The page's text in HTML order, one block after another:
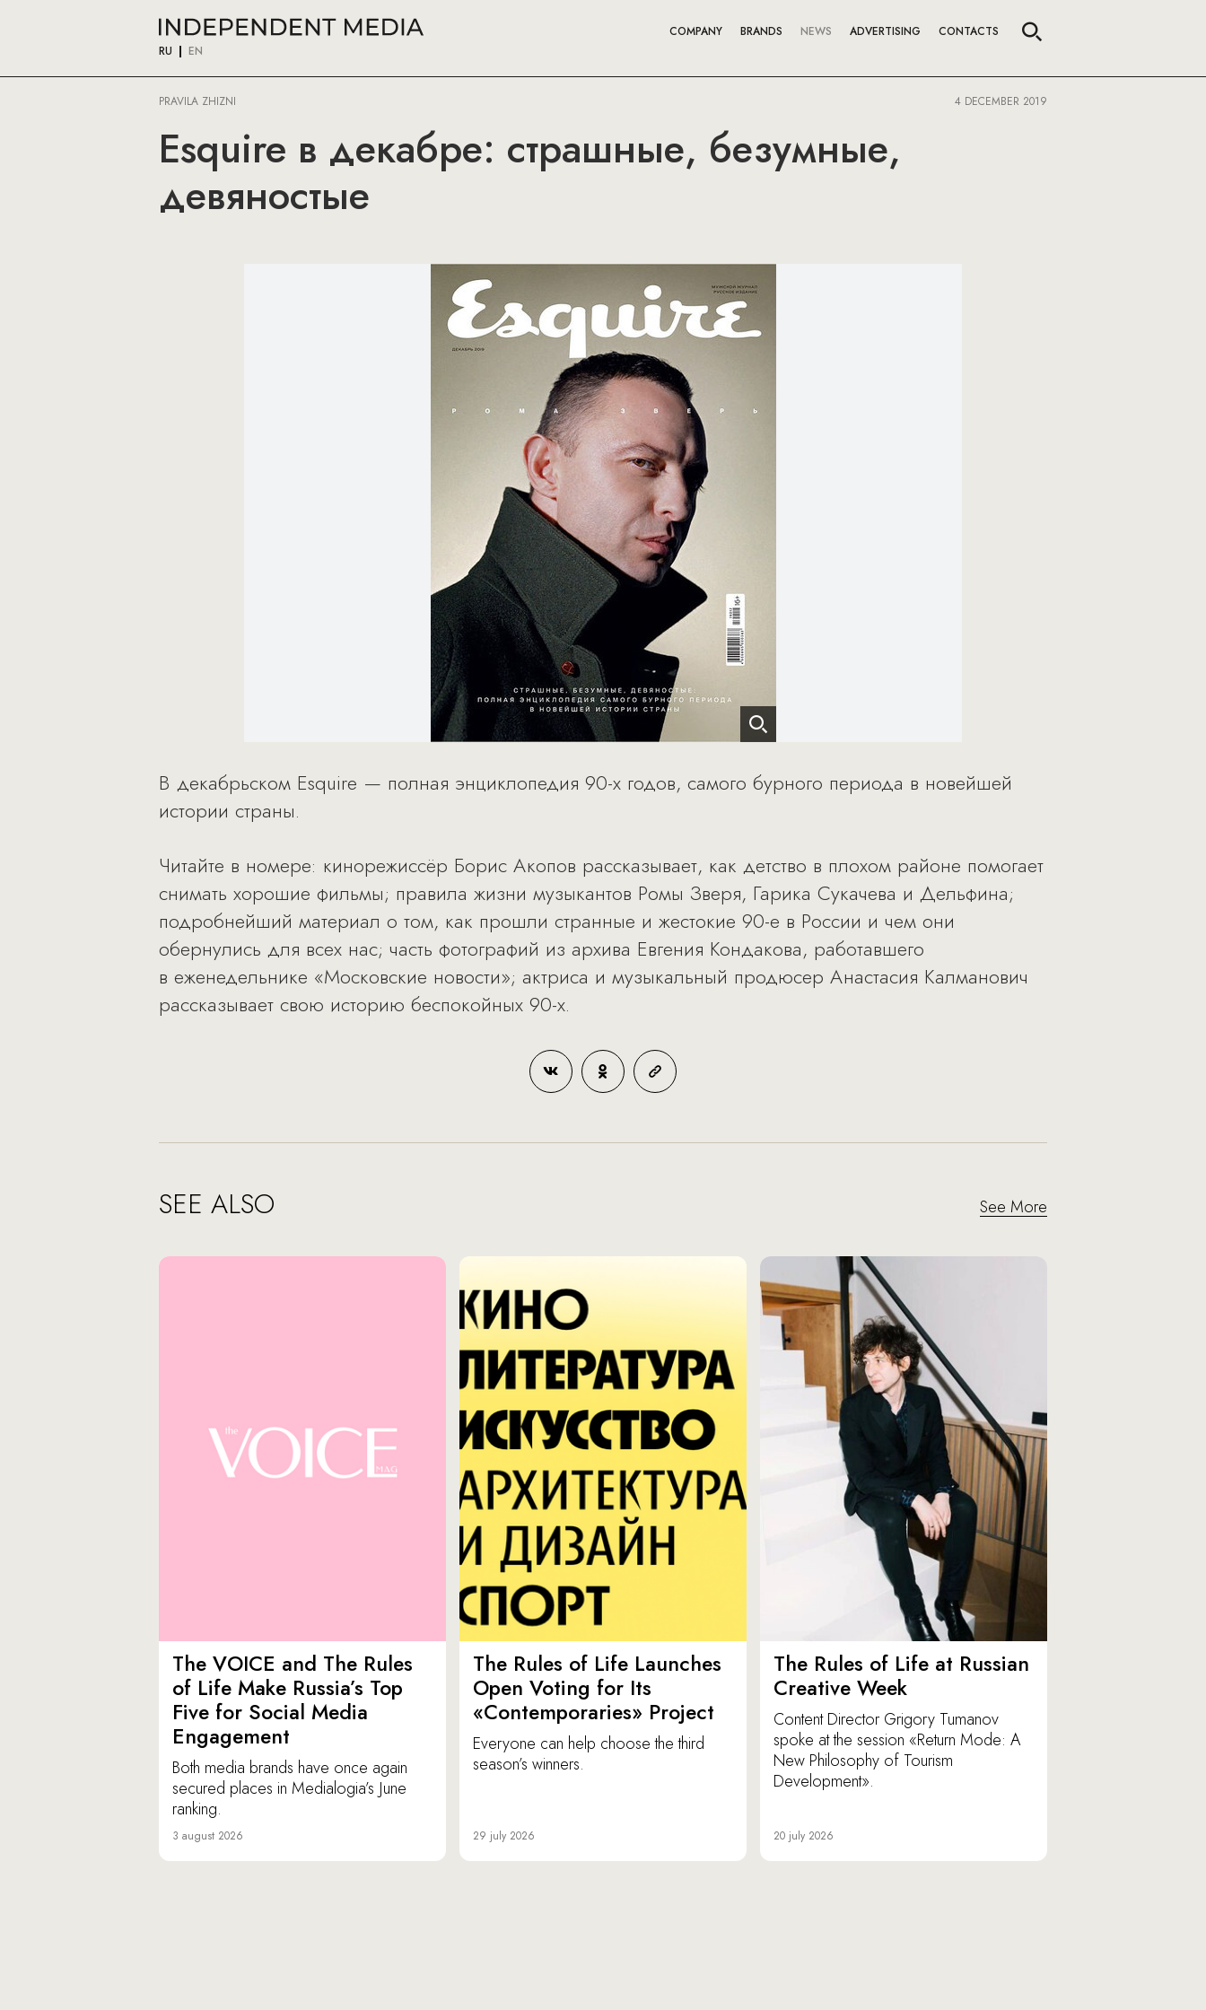
RU EN
COMPANY BRANDS NEWS ADVERTISING CONTACTS
PRAVILA ZHIZNI 4 DECEMBER 2019
Esquire в декабре: страшные, безумные,
девяностые
В декабрьском Esquire — полная энциклопедия 90-х годов, самого бурного периода в новейшей
истории страны.
Читайте в номере: кинорежиссёр Борис Акопов рассказывает, как детство в плохом районе помогает
снимать хорошие фильмы; правила жизни музыкантов Ромы Зверя, Гарика Сукачева и Дельфина;
подробнейший материал о том, как прошли странные и жестокие 90-е в России и чем они
обернулись для всех нас; часть фотографий из архива Евгения Кондакова, работавшего
в еженедельнике «Московские новости»; актриса и музыкальный продюсер Анастасия Калманович
рассказывает свою историю беспокойных 90-х.
SEE ALSO See More
The VOICE and The Rules
of Life Make Russia’s Top
Five for Social Media
Engagement
Both media brands have once again
secured places in Medialogia’s June
ranking.
3 august 2026
The Rules of Life Launches
Open Voting for Its
«Contemporaries» Project
Everyone can help choose the third
season’s winners.
29 july 2026
The Rules of Life at Russian
Creative Week
Content Director Grigory Tumanov
spoke at the session «Return Mode: A
New Philosophy of Tourism
Development».
20 july 2026